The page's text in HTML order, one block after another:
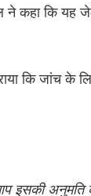
ने कहा कि यह
कि जांच के
इसकी